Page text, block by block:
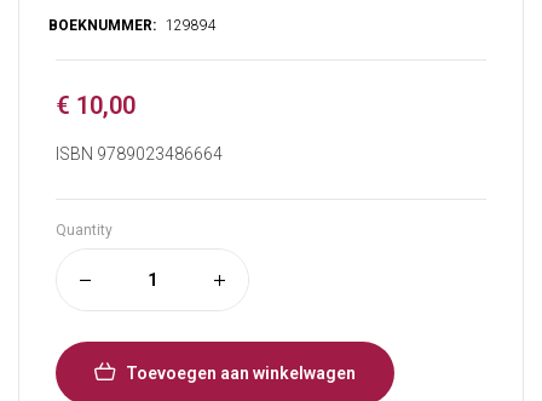
€ 10,00
ISBN 9789023486664
Quantity
Toevoegen aan winkelwagen